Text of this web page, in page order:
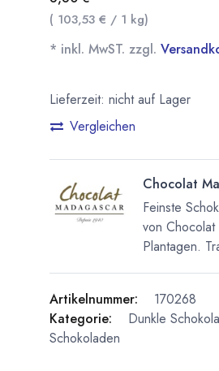
( 103,53 € / 1 kg)
* inkl. MwST. zzgl.
Lieferzeit: nicht auf Lager
Vergleichen
Chocolat
Feinste
von
Plantagen.
Artikelnummer:
170268
Kategorie:
Dunkle
Schokoladen